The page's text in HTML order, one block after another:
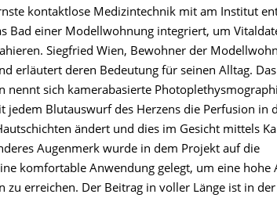
kontaktlose Medizintechnik mit am Institut
Bad einer Modellwohnung integriert, um
Siegfried Wien, Bewohner der
erläutert deren Bedeutung für seinen Alltag. Das
nennt sich kamerabasierte
jedem Blutauswurf des Herzens die Perfusion in
ändert und dies im Gesicht mittels
Augenmerk wurde in dem Projekt auf die
komfortable Anwendung gelegt, um eine hohe
zu erreichen. Der Beitrag in voller Länge ist in der